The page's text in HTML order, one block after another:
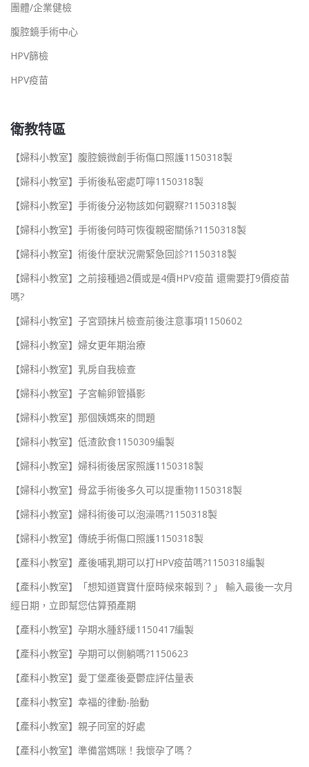
團體/企業健檢
腹腔鏡手術中心
HPV篩檢
HPV疫苗
衛教特區
【婦科小教室】腹腔鏡微創手術傷口照護1150318製
【婦科小教室】手術後私密處叮嚀1150318製
【婦科小教室】手術後分泌物該如何觀察?1150318製
【婦科小教室】手術後何時可恢復親密關係?1150318製
【婦科小教室】術後什麼狀況需緊急回診?1150318製
【婦科小教室】之前接種過2價或是4價HPV疫苗 還需要打9價疫苗
嗎?
【婦科小教室】子宮頸抹片檢查前後注意事項1150602
【婦科小教室】婦女更年期治療
【婦科小教室】乳房自我檢查
【婦科小教室】子宮輸卵管攝影
【婦科小教室】那個姨媽來的問題
【婦科小教室】低渣飲食1150309編製
【婦科小教室】婦科術後居家照護1150318製
【婦科小教室】骨盆手術後多久可以提重物1150318製
【婦科小教室】婦科術後可以泡澡嗎?1150318製
【婦科小教室】傳統手術傷口照護1150318製
【產科小教室】產後哺乳期可以打HPV疫苗嗎?1150318編製
【產科小教室】「想知道寶寶什麼時候來報到？」 輸入最後一次月
經日期，立即幫您估算預產期
【產科小教室】孕期水腫舒緩1150417編製
【產科小教室】孕期可以側躺嗎?1150623
【產科小教室】愛丁堡產後憂鬱症評估量表
【產科小教室】幸福的律動-胎動
【產科小教室】親子同室的好處
【產科小教室】準備當媽咪！我懷孕了嗎？